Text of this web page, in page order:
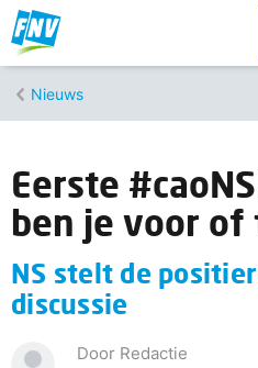
Nieuws
Eerste
ben je voor of
NS stelt de
discussie
Door Redactie